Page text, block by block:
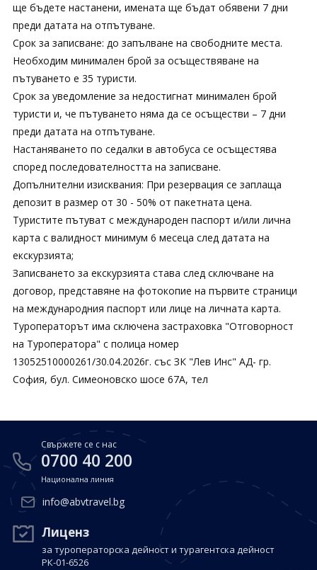
ще бъдете настанени, имената ще бъдат обявени 7 дни
преди датата на отпътуване.
Срок за записване: до запълване на свободните места.
Необходим минимален брой за осъществяване на
пътуването е 35 туристи.
Срок за уведомление за недостигнат минимален брой
туристи и, че пътуването няма да се осъществи – 7 дни
преди датата на отпътуване.
Настаняването по седалки в автобуса се осъщестява
според последователността на записване.
Допълнителни изисквания: При резервация се заплаща
депозит в размер от 30 - 50% от пакетната цена.
Туристите пътуват с международен паспорт и/или лична
карта с валидност минимум 6 месеца след датата на
екскурзията;
Записването за екскурзията става след сключване на
договор, представяне на фотокопие на първите страници
на международния паспорт или лице на личната карта.
Туроператорът има сключена застраховка "Отговорност
на Туроператора" с полица номер
13052510000261/30.04.2026г. със ЗК "Лев Инс" АД- гр.
София, бул. Симеоновско шосе 67А, тел
Свържете се с нас
0700 40 200
Национална линия
info@abvtravel.bg
Лиценз
за туроператорска дейност и турагентска дейност
РК-01-6526